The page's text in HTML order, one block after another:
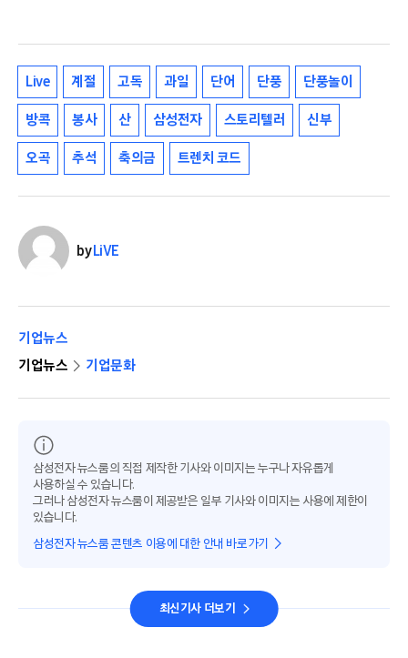
Live 계절 고독 과일 단어 단풍 단풍놀이
방콕 봉사 산 삼성전자 스토리텔러 신부
오곡 추석 축의금 트렌치 코드
by LiVE
기업뉴스
기업뉴스
기업문화
삼성전자 뉴스룸의 직접 제작한 기사와 이미지는 누구나 자유롭게
사용하실 수 있습니다.
그러나 삼성전자 뉴스룸이 제공받은 일부 기사와 이미지는 사용에 제한이
있습니다.
삼성전자 뉴스룸 콘텐츠 이용에 대한 안내 바로가기
최신기사 더보기